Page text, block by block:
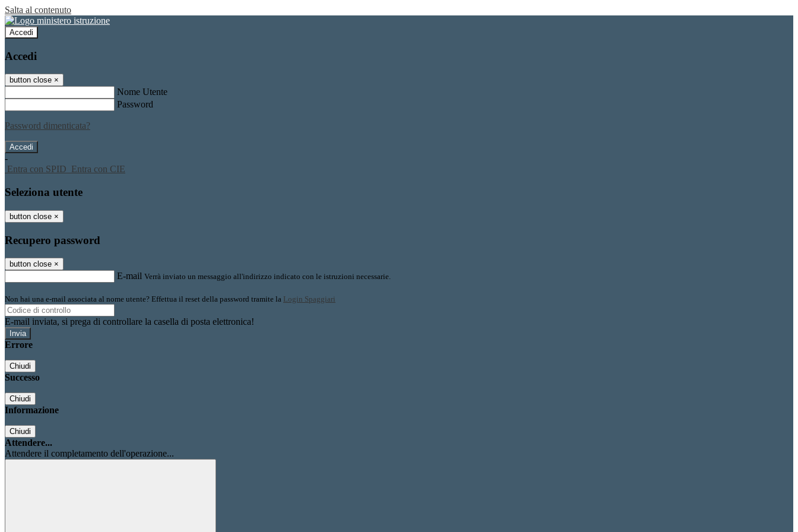
Salta al contenuto
Accedi
Accedi
button close ×
Nome Utente
Password
Password dimenticata?
-
Entra con SPID Entra con CIE
Seleziona utente
button close ×
Recupero password
button close ×
E-mail Verrà inviato un messaggio all'indirizzo indicato con le istruzioni necessarie.
Non hai una e-mail associata al nome utente? Effettua il reset della password tramite la Login Spaggiari
E-mail inviata, si prega di controllare la casella di posta elettronica!
Errore
Chiudi
Successo
Chiudi
Informazione
Chiudi
Attendere...
Attendere il completamento dell'operazione...